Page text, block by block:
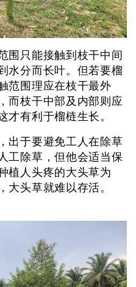
围只能接触到枝干中间
水分而长叶。但若要榴
范围理应在枝干最外
而枝干中部及内部则应
才有利于榴梿生长。
出于要避免工人在除草
工除草，但他会适当保
植人头疼的大头草为
大头草就难以存活。